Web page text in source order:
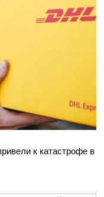
к катастрофе в